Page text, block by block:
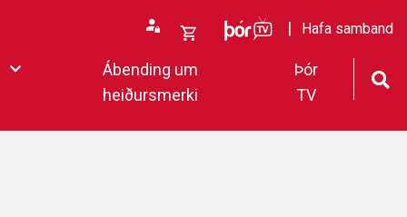
Ábending um
heiðursmerki
Þór
TV
Opna
körfu
ÞórTvHafa samband